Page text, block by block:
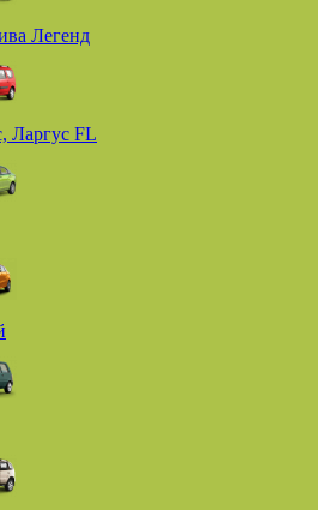
Легенд
Ларгус FL